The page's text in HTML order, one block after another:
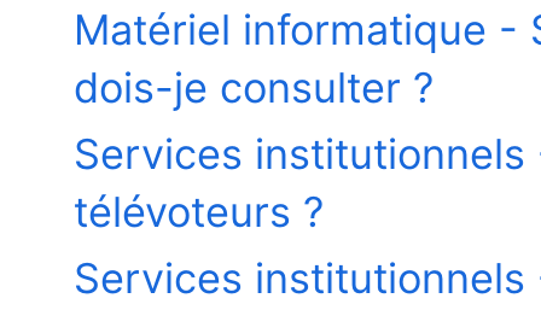
Matériel informatique -
dois-je consulter ?
Services
télévoteurs ?
Services